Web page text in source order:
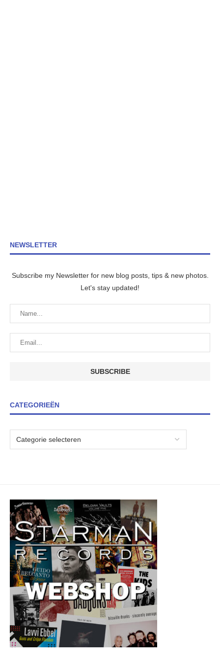
NEWSLETTER
Subscribe my Newsletter for new blog posts, tips & new photos.
Let's stay updated!
CATEGORIEËN